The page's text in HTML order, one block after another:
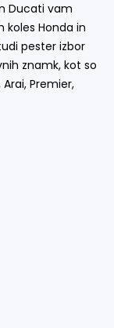
Ducati vam
koles Honda in
pester izbor
znamk, kot so
Premier,